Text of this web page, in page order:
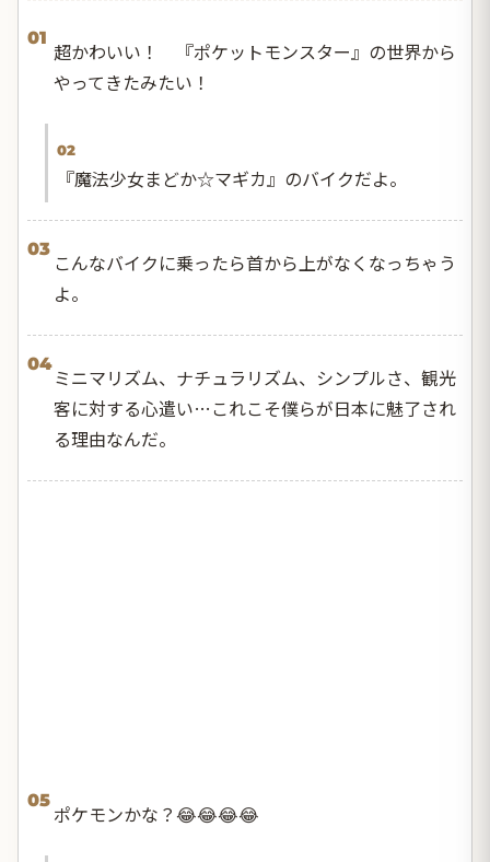
01
超かわいい！ 『ポケットモンスター』の世界から
やってきたみたい！
02
『魔法少女まどか☆マギカ』のバイクだよ。
03
こんなバイクに乗ったら首から上がなくなっちゃう
よ。
04
ミニマリズム、ナチュラリズム、シンプルさ、観光
客に対する心遣い…これこそ僕らが日本に魅了され
る理由なんだ。
05
ポケモンかな？😂😂😂😂